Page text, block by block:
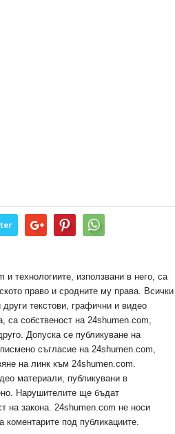
технологиите, използвани в него, са
право и сродните му права. Всички
текстови, графични и видео
са собственост на 24shumen.com,
Допуска се публикуване на
съгласие на 24shumen.com,
на линк към 24shumen.com.
материали, публикувани в
Нарушителите ще бъдат
на закона. 24shumen.com не носи
коментарите под публикациите.